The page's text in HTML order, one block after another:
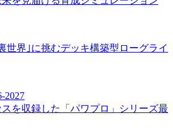
世界｣に挑むデッキ構築型ローグライ
2027
を収録した「パワプロ」シリーズ最